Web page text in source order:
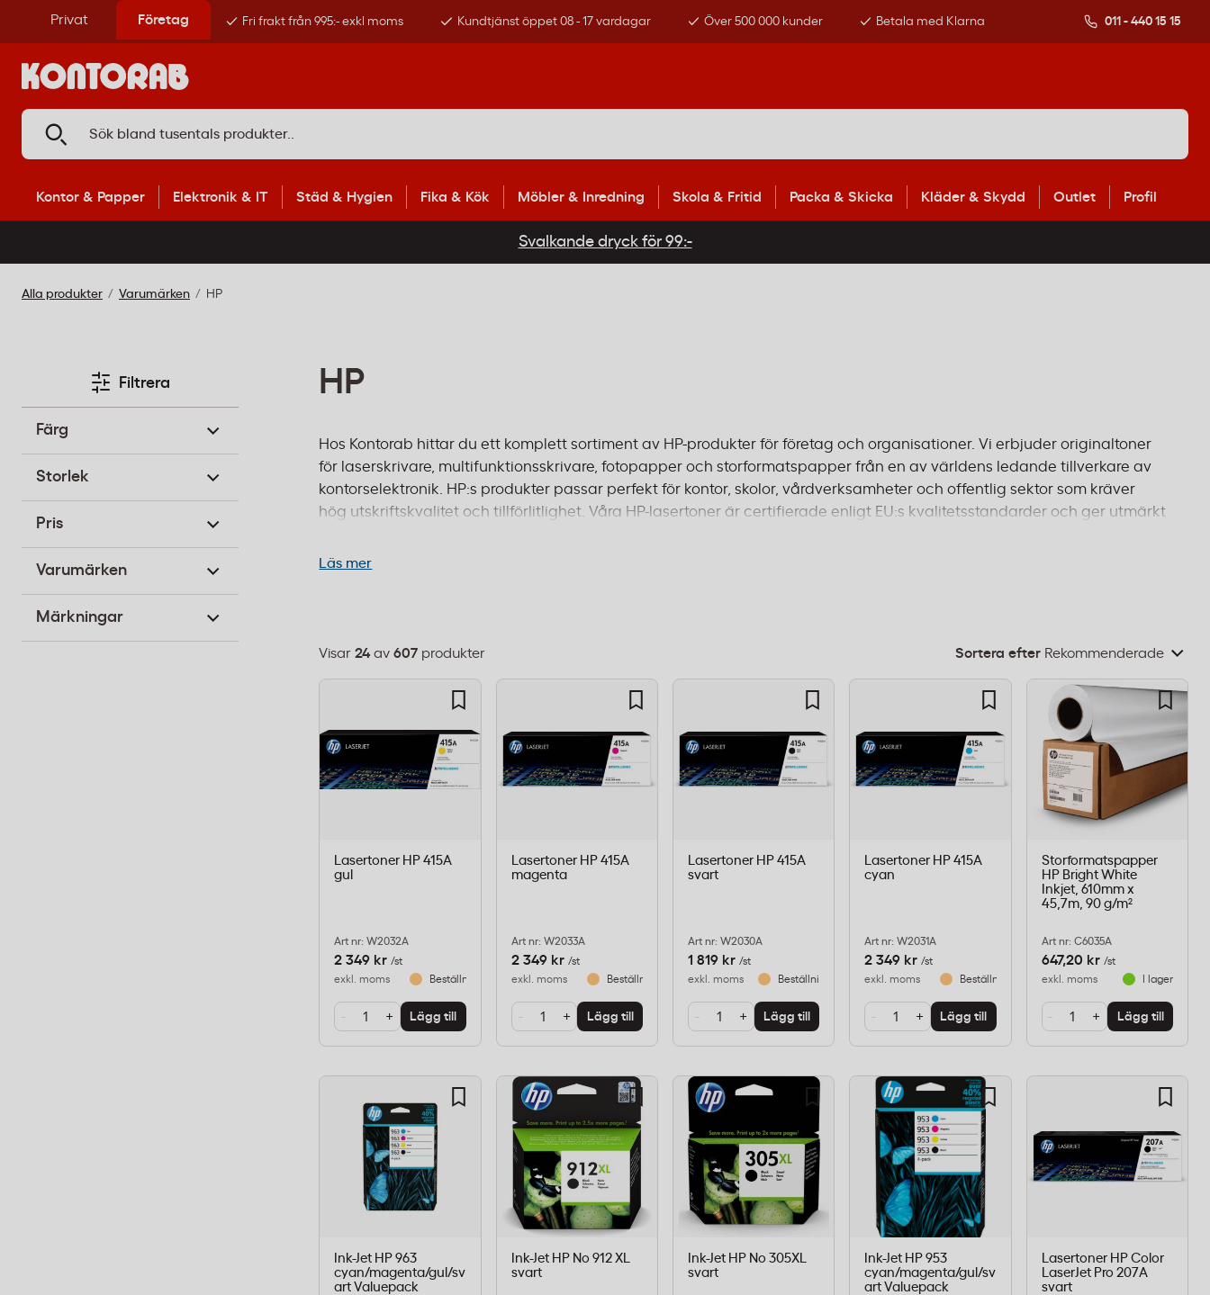
Privat Företag Fri frakt från 995:- exkl moms Kundtjänst öppet 08 - 17 vardagar Över 500 000 kunder Betala med Klarna 011 - 440 15 15
Kontor & Papper Elektronik & IT Städ & Hygien Fika & Kök Möbler & Inredning Skola & Fritid Packa & Skicka Kläder & Skydd Outlet Profil
Svalkande dryck för 99:-
Alla produkter Varumärken HP
HP
Hos Kontorab hittar du ett komplett sortiment av HP-produkter för företag och organisationer. Vi erbjuder originaltoner
för laserskrivare, multifunktionsskrivare, fotopapper och storformatspapper från en av världens ledande tillverkare av
kontorselektronik. HP:s produkter passar perfekt för kontor, skolor, vårdverksamheter och offentlig sektor som kräver
hög utskriftskvalitet och tillförlitlighet. Våra HP-lasertoner är certifierade enligt EU:s kvalitetsstandarder och ger utmärkt
presentationer, erbjuder vi produkter som möter professionella krav. Beställ före 14:00 för leverans inom 1–2 dagar och fri
Läs mer
Välj
sorteringsordning
Visar24 av607 produkter Sortera efter
Lasertoner HP 415A
gul
Art nr: W2032A
2 349 kr /st
exkl. moms
Beställningsvara
- + Lägg till
Lasertoner HP 415A
magenta
Art nr: W2033A
2 349 kr /st
exkl. moms
Beställningsvara
- + Lägg till
Lasertoner HP 415A
svart
Art nr: W2030A
1 819 kr /st
exkl. moms
Beställningsvara
- + Lägg till
Lasertoner HP 415A
cyan
Art nr: W2031A
2 349 kr /st
exkl. moms
Beställningsvara
- + Lägg till
Storformatspapper
HP Bright White
Inkjet, 610mm x
45,7m, 90 g/m²
Art nr: C6035A
647,20 kr /st
exkl. moms
I lager
- + Lägg till
Ink-Jet HP 963
cyan/magenta/gul/sv
art Valuepack
Ink-Jet HP No 912 XL
svart
Ink-Jet HP No 305XL
svart
Ink-Jet HP 953
cyan/magenta/gul/sv
art Valuepack
Lasertoner HP Color
LaserJet Pro 207A
svart
Filtrera
Färg
Storlek
Pris
Varumärken
Märkningar